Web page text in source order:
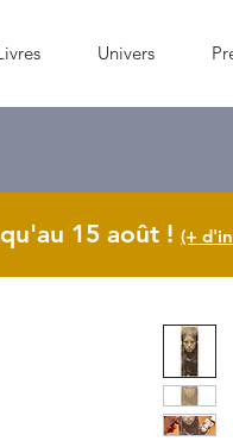
Univers
15 août ! (+